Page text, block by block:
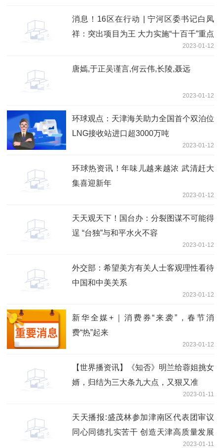
消息！16区在行动 | 宁河区委书记白凤
祥：突出项目为王 大力实施“十百千”重点
2023-01-12
唐嫣,于正吴谨言,何云伟,长陵,聂远
2023-01-12
环球观点：天津海关助力全国首个双泊位
LNG接收站进口超3000万吨
2023-01-12
环球热资讯！年味儿越来越浓 武清赶大
集喜迎新年
2023-01-12
天天观天下！国台办：分裂图谋不可能得
逞 “台独”与和平水火不容
2023-01-12
外交部：希望美方有关人士客观理性看待
中国和中美关系
2023-01-12
新华全媒+｜消费券“来袭”，春节消
费“热”起来
2023-01-12
【世界播资讯】《知否》明兰给蓉姐挑女
婿，归结为三大条九大点，又狠又准
2023-01-11
天天播报:盛茂林参加津南区代表团审议
同心同德扎实苦干 创造天津高质量发展
2023-01-11